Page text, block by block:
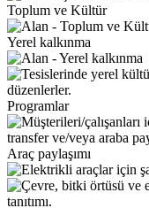
Toplum ve Kültür
Yerel kalkınma
Programlar
Araç paylaşımı